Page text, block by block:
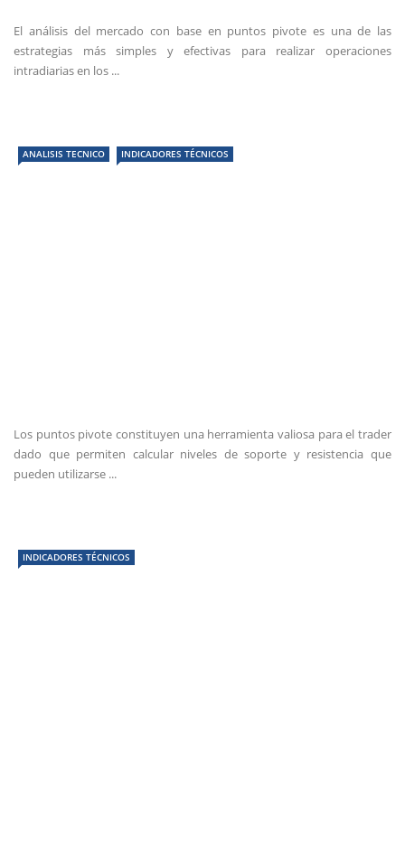
El análisis del mercado con base en puntos pivote es una de las
estrategias más simples y efectivas para realizar operaciones
intradiarias en los ...
ANALISIS TECNICO INDICADORES TÉCNICOS
Los puntos pivote constituyen una herramienta valiosa para el trader
dado que permiten calcular niveles de soporte y resistencia que
pueden utilizarse ...
INDICADORES TÉCNICOS